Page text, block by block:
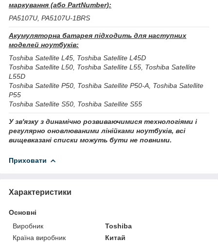
маркування (або PartNumber):
PA5107U, PA5107U-1BRS
Акумуляторна батарея підходить для наступних
моделей ноутбуків:
Toshiba Satellite L45, Toshiba Satellite L45D
Toshiba Satellite L50, Toshiba Satellite L55, Toshiba Satellite
L55D
Toshiba Satellite P50, Toshiba Satellite P50-A, Toshiba Satellite
P55
Toshiba Satellite S50, Toshiba Satellite S55
У зв'язку з динамічно розвиваючимися технологіями і
регулярно оновлюваними лінійками ноутбуків, всі
вищевказані списки можуть бути не повними.
Приховати
Характеристики
Основні
Виробник
Toshiba
Країна виробник
Китай